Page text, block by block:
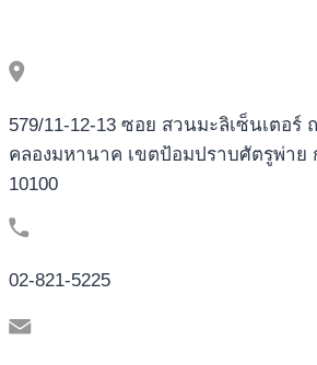
579/11-12-13 ซอย สวนมะลิเซ็นเตอร์
คลองมหานาค เขตป้อมปราบศัตรูพ่าย
10100
02-821-5225